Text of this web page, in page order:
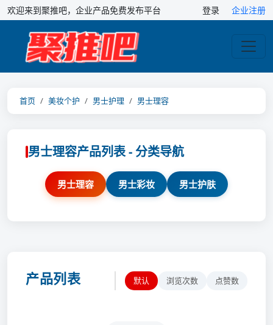
欢迎来到聚推吧，企业产品免费发布平台 登录 企业注册
首页 美妆个护 男士护理 男士理容
男士理容产品列表 - 分类导航
男士理容 男士彩妆 男士护肤
产品列表 默认 浏览次数 点赞数